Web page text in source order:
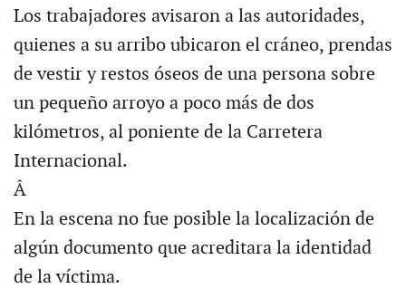
Los trabajadores avisaron a las autoridades,
quienes a su arribo ubicaron el cráneo, prendas
de vestir y restos óseos de una persona sobre
un pequeño arroyo a poco más de dos
kilómetros, al poniente de la Carretera
Internacional.
Â
En la escena no fue posible la localización de
algún documento que acreditara la identidad
de la víctima.